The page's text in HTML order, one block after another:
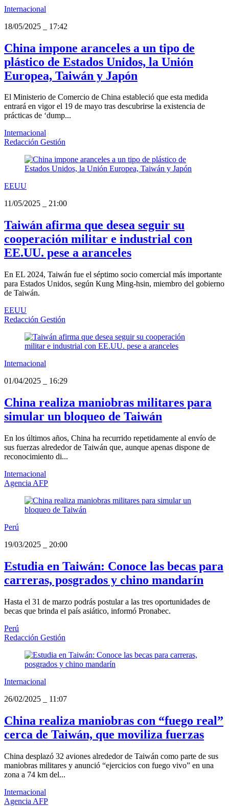
Internacional
18/05/2025
17:42
China impone aranceles a un tipo de
plástico de Estados Unidos, la Unión
Europea, Taiwán y Japón
El Ministerio de Comercio de China estableció que esta medida
entrará en vigor el 19 de mayo tras descubrirse la existencia de
prácticas de ‘dump...
Internacional
Redacción Gestión
EEUU
11/05/2025
21:00
Taiwán afirma que desea seguir su
cooperación militar e industrial con
EE.UU. pese a aranceles
En EL 2024, Taiwán fue el séptimo socio comercial más importante
para Estados Unidos, según Kung Ming-hsin, miembro del gobierno
de Taiwán.
EEUU
Redacción Gestión
Internacional
01/04/2025
16:29
China realiza maniobras militares para
simular un bloqueo de Taiwán
En los últimos años, China ha recurrido repetidamente al envío de
sus fuerzas alrededor de Taiwán que, aunque apenas dispone de
reconocimiento di...
Internacional
Agencia AFP
Perú
19/03/2025
20:00
Estudia en Taiwán: Conoce las becas para
carreras, posgrados y chino mandarín
Hasta el 31 de marzo podrás postular a las tres oportunidades de
becas que brinda el país asiático, informó Pronabec.
Perú
Redacción Gestión
Internacional
26/02/2025
11:07
China realiza maniobras con “fuego real”
cerca de Taiwán, que moviliza fuerzas
China desplazó 32 aviones alrededor de Taiwán como parte de sus
maniobras militares y anunció “ejercicios con fuego vivo” en una
zona a 74 km del...
Internacional
Agencia AFP